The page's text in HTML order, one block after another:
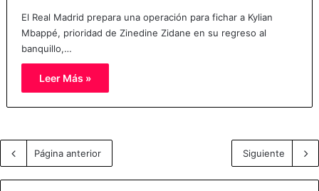
El Real Madrid prepara una operación para fichar a Kylian
Mbappé, prioridad de Zinedine Zidane en su regreso al
banquillo,…
Leer Más »
Página anterior Siguiente